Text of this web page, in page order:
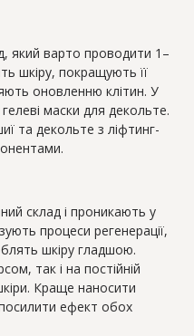
який варто проводити 1–
шкіру, покращують її
оновленню клітин. У
маски для декольте.
та декольте з ліфтинг-
склад і проникають у
процеси регенерації,
шкіру гладшою.
так і на постійній
Краще наносити
ефект обох